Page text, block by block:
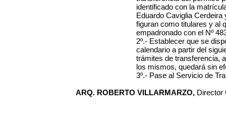
identificado con la
Eduardo Caviglia
figuran como titulares y al
empadronado con el Nº
2º.- Establecer que se
calendario a partir del
trámites de transferencia,
los mismos, quedará sin
3º.- Pase al Servicio de
ARQ. ROBERTO VILLARMARZO, Director